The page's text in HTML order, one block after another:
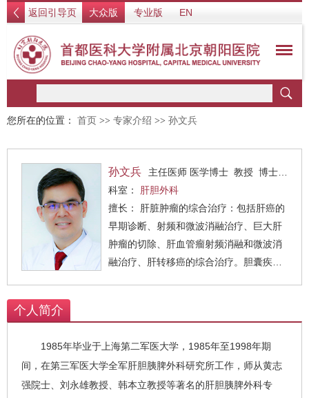
返回引导页 大众版 专业版 EN
您所在的位置： 首页 >> 专家介绍 >> 孙文兵
孙文兵
主任医师 医学博士 教授 博士生导师 知名专家
科室：
肝胆外科
擅长： 肝脏肿瘤的综合治疗：包括肝癌的
早期诊断、射频和微波消融治疗、巨大肝
肿瘤的切除、肝血管瘤射频消融和微波消
融治疗、肝转移癌的综合治疗。胆囊疾患
胰体尾切除术、腹腔镜巨大脾脏切除术
等。
个人简介
1985年毕业于上海第二军医大学，1985年至1998年期
间，在第三军医大学全军肝胆胰脾外科研究所工作，师从黄志
强院士、刘永雄教授、韩本立教授等著名的肝胆胰脾外科专